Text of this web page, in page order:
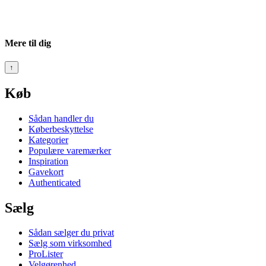
Mere til dig
↑
Køb
Sådan handler du
Køberbeskyttelse
Kategorier
Populære varemærker
Inspiration
Gavekort
Authenticated
Sælg
Sådan sælger du privat
Sælg som virksomhed
ProLister